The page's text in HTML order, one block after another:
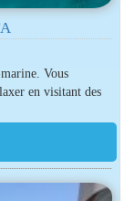
Vous
en visitant des